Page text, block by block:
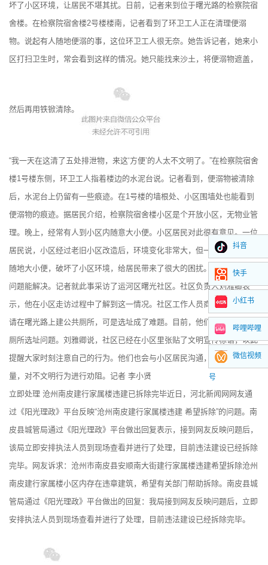
坏了小区环境，让居民不堪其扰。日前，记者来到位于曙光路的检察院宿
舍楼。在检察院宿舍楼2号楼楼南，记者看到了环卫工人正在清理便溺
物。说起有人随地便溺的事，这位环卫工人很无奈。她告诉记者，她来小
区打扫卫生时，常会看到这样的情况。她只能找来沙土，将便溺物遮盖，
然后再用铁锨清除。
“我一天在这清了五处排泄物，来这‘方便’的人太不文明了。”在检察院宿舍
楼1号楼东侧，环卫工人指着楼边的水泥台说。记者看到，便溺物被清除
后，水泥台上仍留有一些痕迹。在1号楼的墙根处、小区围墙处也能看到
便溺物的痕迹。据居民介绍，检察院宿舍楼小区是个开放小区，无物业管
理。晚上，经常有人到小区内随意大小便。小区居民对此很有意见。一位
居民说，小区经过老旧小区改造后，环境变化非常大，但一些不文明的人
随地大小便，破坏了小区环境，给居民带来了很大的困扰。大家盼着这个
问题能解决。记者就此事采访了运河区曙光社区。社区负责人刘雅卿表
示，他在小区走访过程中了解到这一情况。社区工作人员商议后，计划申
请在曙光路上建公共厕所，可是选址成了难题。目前，他们仍在协调公共
厕所选址问题。刘雅卿说，社区已经在小区里张贴了文明宣传标语，以此
提醒大家时刻注意自己的行为。他们也会与小区居民沟通，发动居民的力
量，对不文明行为进行劝阻。记者 李小贤
立即处理 沧州南皮建行家属楼违建已拆除完毕近日，河北新闻网网友通
过《阳光理政》平台反映“沧州南皮建行家属楼违建 希望拆除”的问题。南
皮县城管局通过《阳光理政》平台做出回复表示，接到网友反映问题后，
该局立即安排执法人员到现场查看并进行了处理，目前违法建设已经拆除
完毕。网友诉求：沧州市南皮县安顺南大街建行家属楼违建希望拆除沧州
南皮建行家属楼小区内存在违章建筑，希望有关部门帮助拆除。南皮县城
管局通过《阳光理政》平台做出的回复：我局接到网友反映问题后，立即
安排执法人员到现场查看并进行了处理，目前违法建设已经拆除完毕。
抖音
快手
小红书
哔哩哔哩
微信视频
号